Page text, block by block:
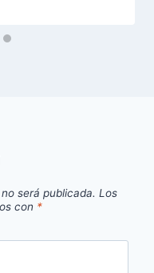
será publicada. Los
con *